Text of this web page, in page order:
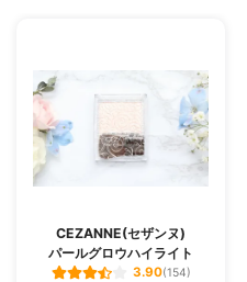
CEZANNE(セザンヌ)
パールグロウハイライト
3.90(154)